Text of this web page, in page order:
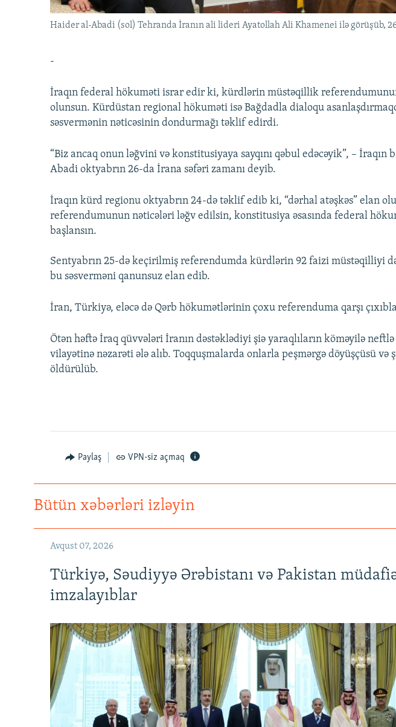
Haider al-Abadi (sol) Tehranda İranın ali lideri Ayatollah Ali Khamenei ilə görüşüb,
-
İraqın federal hökuməti israr edir ki, kürdlərin müstəqillik
olunsun. Kürdüstan regional hökuməti isə Bağdadla dialoqu
səsvermənin nəticəsinin dondurmağı təklif edirdi.
“Biz ancaq onun ləğvini və konstitusiyaya sayqını qəbul edəcəyik”, – İraqın
Abadi oktyabrın 26-da İrana səfəri zamanı deyib.
İraqın kürd regionu oktyabrın 24-də təklif edib ki, “dərhal atəşkəs” elan
referendumunun nəticələri ləğv edilsin, konstitusiya əsasında federal
başlansın.
Sentyabrın 25-də keçirilmiş referendumda kürdlərin 92 faizi müstəqilliyi
bu səsverməni qanunsuz elan edib.
İran, Türkiyə, eləcə də Qərb hökumətlərinin çoxu referenduma qarşı
Ötən həftə İraq qüvvələri İranın dəstəklədiyi şiə yaraqlıların köməyilə
vilayətinə nəzarəti ələ alıb. Toqquşmalarda onlarla peşmərgə döyüşçüsü və
öldürülüb.
Paylaş VPN-siz açmaq
Bütün xəbərləri izləyin
Avqust 07, 2026
Türkiyə, Səudiyyə Ərəbistanı və Pakistan
imzalayıblar